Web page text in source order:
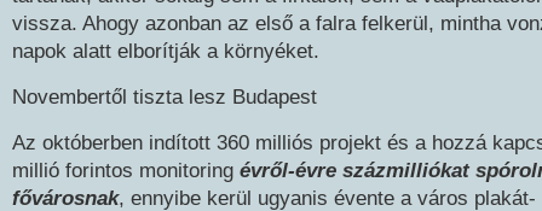
vissza. Ahogy azonban az első a falra felkerül, mintha
napok alatt elborítják a környéket.
Novembertől tiszta lesz Budapest
Az októberben indított 360 milliós projekt és a hozzá
millió forintos monitoring évről-évre százmilliókat
fővárosnak, ennyibe kerül ugyanis évente a város